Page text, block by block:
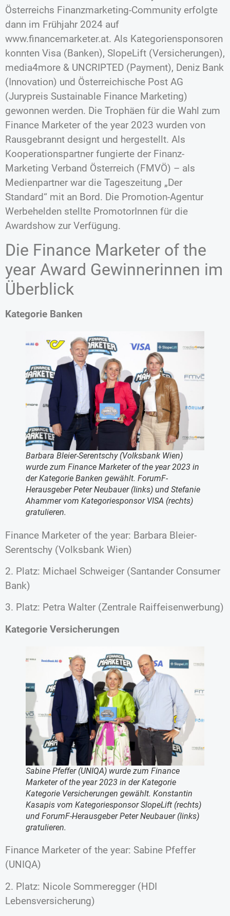
Österreichs Finanzmarketing-Community erfolgte
dann im Frühjahr 2024 auf
www.financemarketer.at. Als Kategoriensponsoren
konnten Visa (Banken), SlopeLift (Versicherungen),
media4more & UNCRIPTED (Payment), Deniz Bank
(Innovation) und Österreichische Post AG
(Jurypreis Sustainable Finance Marketing)
gewonnen werden. Die Trophäen für die Wahl zum
Finance Marketer of the year 2023 wurden von
Rausgebrannt designt und hergestellt. Als
Kooperationspartner fungierte der Finanz-
Marketing Verband Österreich (FMVÖ) – als
Medienpartner war die Tageszeitung „Der
Standard“ mit an Bord. Die Promotion-Agentur
Werbehelden stellte PromotorInnen für die
Awardshow zur Verfügung.
Die Finance Marketer of the
year Award Gewinnerinnen im
Überblick
Kategorie Banken
Barbara Bleier-Serentschy (Volksbank Wien)
wurde zum Finance Marketer of the year 2023 in
der Kategorie Banken gewählt. ForumF-
Herausgeber Peter Neubauer (links) und Stefanie
Ahammer vom Kategoriesponsor VISA (rechts)
gratulieren.
Finance Marketer of the year: Barbara Bleier-
Serentschy (Volksbank Wien)
2. Platz: Michael Schweiger (Santander Consumer
Bank)
3. Platz: Petra Walter (Zentrale Raiffeisenwerbung)
Kategorie Versicherungen
Sabine Pfeffer (UNIQA) wurde zum Finance
Marketer of the year 2023 in der Kategorie
Kategorie Versicherungen gewählt. Konstantin
Kasapis vom Kategoriesponsor SlopeLift (rechts)
und ForumF-Herausgeber Peter Neubauer (links)
gratulieren.
Finance Marketer of the year: Sabine Pfeffer
(UNIQA)
2. Platz: Nicole Sommeregger (HDI
Lebensversicherung)